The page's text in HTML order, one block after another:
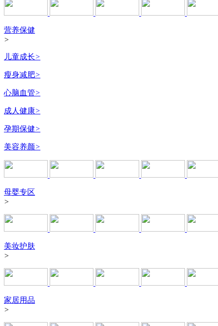
营养保健
>
儿童成长>
瘦身减肥>
心脑血管>
成人健康>
孕期保健>
美容养颜>
母婴专区
>
美妆护肤
>
家居用品
>